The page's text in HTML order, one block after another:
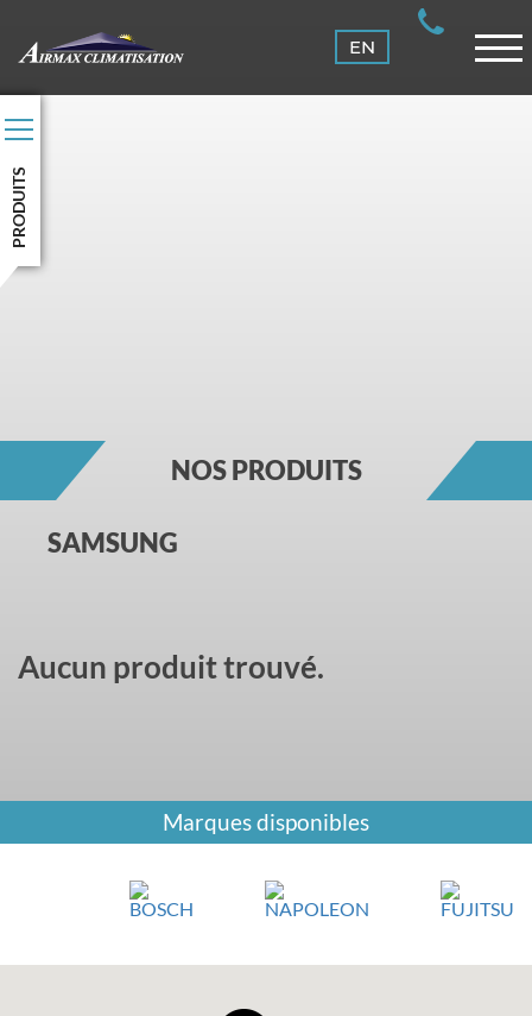
EN
PRODUITS
NOS PRODUITS
SAMSUNG
Aucun produit trouvé.
Marques disponibles